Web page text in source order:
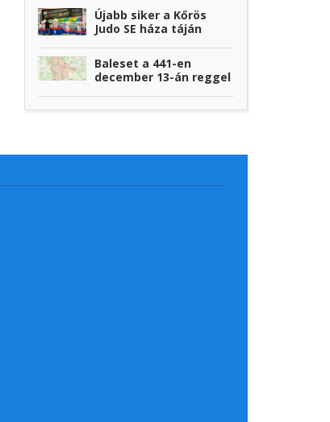
Újabb siker a Kőrös
Judo SE háza táján
Baleset a 441-en
december 13-án reggel